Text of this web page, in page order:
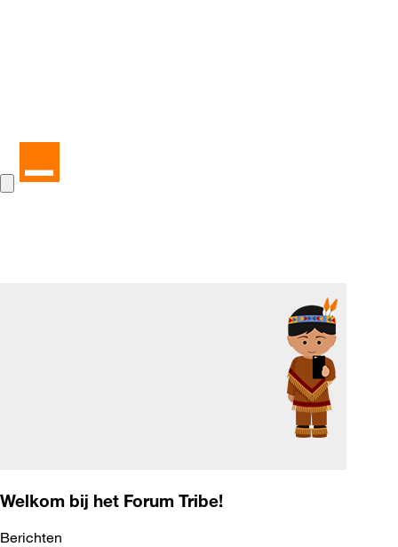
Welkom bij het Forum Tribe!
Berichten